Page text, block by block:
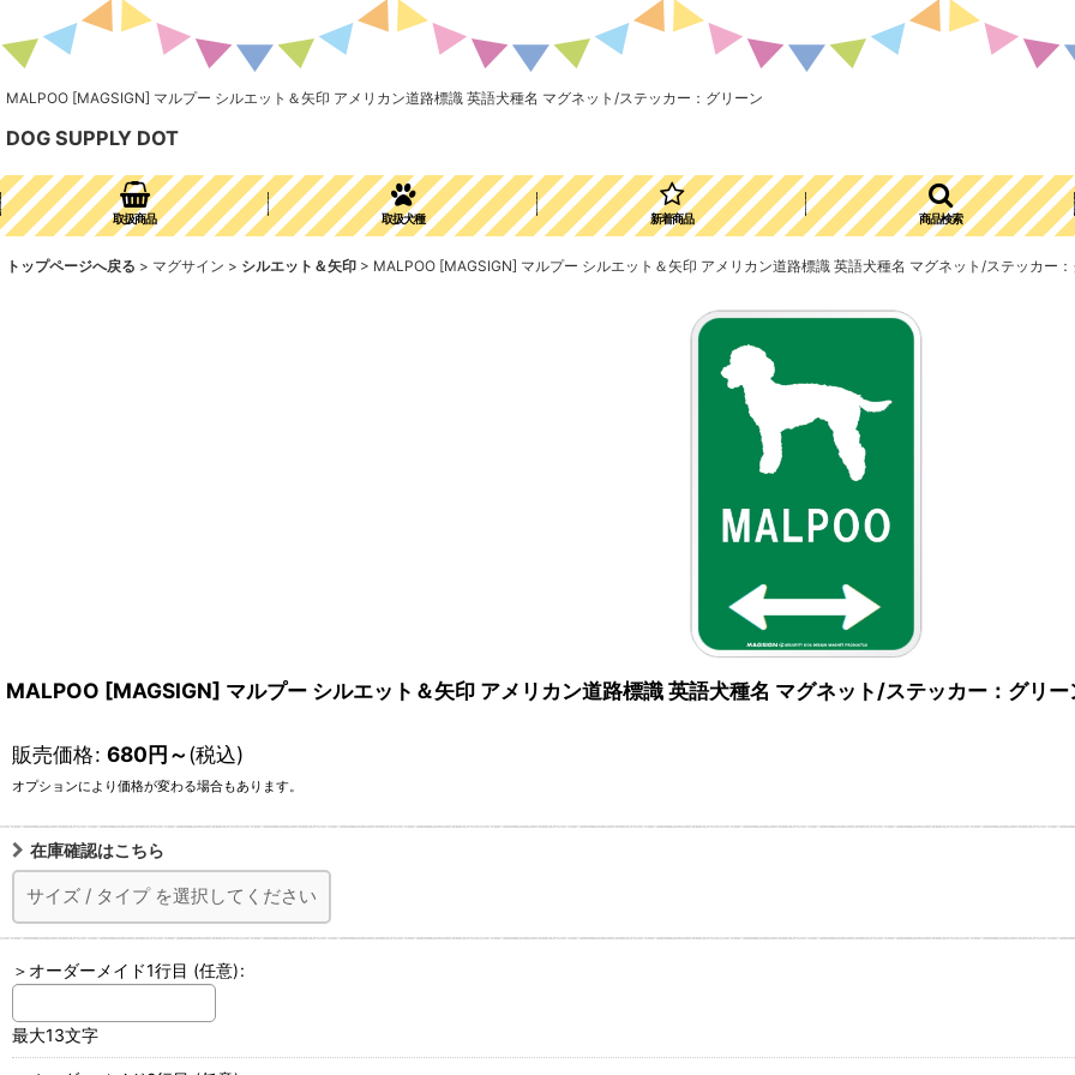
MALPOO [MAGSIGN] マルプー シルエット＆矢印 アメリカン道路標識 英語犬種名 マグネット/ステッカー：グリーン
DOG SUPPLY DOT
取扱商品 取扱犬種 新着商品 商品検索
トップページへ戻る > マグサイン > シルエット＆矢印 > MALPOO [MAGSIGN] マルプー シルエット＆矢印 アメリカン道路標識 英語犬種名 マグネット/ステッカー
MALPOO [MAGSIGN] マルプー シルエット＆矢印 アメリカン道路標識 英語犬種名 マグネット/ステッカー：グリー
販売価格: 680円～(税込)
オプションにより価格が変わる場合もあります。
在庫確認はこちら
サイズ / タイプ を選択してください
＞オーダーメイド1行目 (任意):
最大13文字